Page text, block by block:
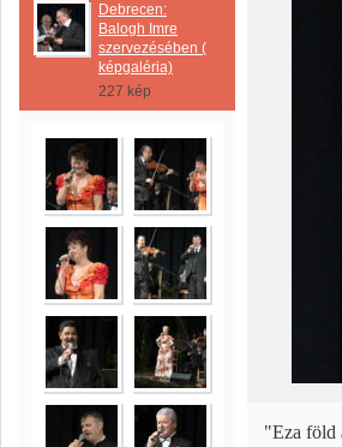
Debrecen:
Balogh Imre
szervezésében (
képgaléria)
227 kép
"Eza föld